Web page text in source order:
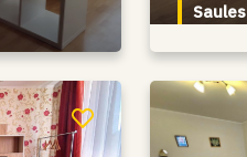
Saules